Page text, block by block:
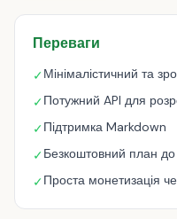
Переваги
✓Мінімалістичний та
✓Потужний API для
✓Підтримка Markdown
✓Безкоштовний план до
✓Проста монетизація